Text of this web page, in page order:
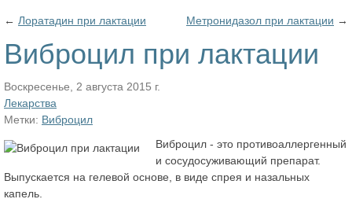
← Лоратадин при лактации Метронидазол при лактации →
Виброцил при лактации
Воскресенье, 2 августа 2015 г.
Лекарства
Метки: Виброцил
Виброцил - это противоаллергенный
и сосудосуживающий препарат.
Выпускается на гелевой основе, в виде спрея и назальных
капель.